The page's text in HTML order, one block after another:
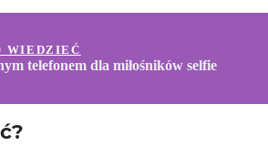
WIEDZIEĆ
telefonem dla miłośników selfie